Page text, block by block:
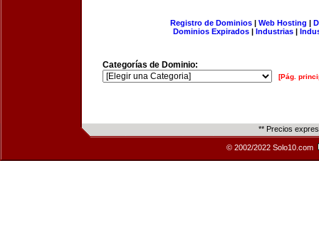
Registro de Dominios| Web Hosting |
Dominios Expirados | Industrias |
Categorías de Dominio:
[Pág.
** Precios
© 2002/2022 Solo10.com